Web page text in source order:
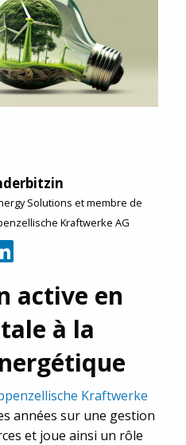
Solutions et membre de
Kraftwerke AG
active en
à la
Kraftwerke
années sur une gestion
et joue ainsi un rôle